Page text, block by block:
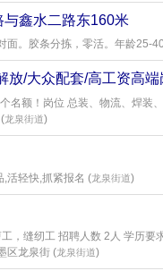
鑫水二路东160米
面。胶条分拣，零活。年龄25-
放/大众配套/高工资高
名额！岗位 总装、物流、焊装
龙泉街道)
,活轻快,抓紧报名 (龙泉街道)
，缝纫工 招聘人数 2人 学历
区龙泉街 (龙泉街道)